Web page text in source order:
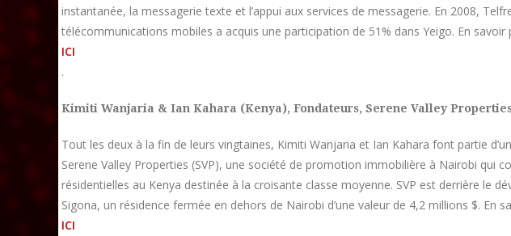
instantanée, la messagerie texte et l’appui aux services de messagerie. En 2008,
télécommunications mobiles a acquis une participation de 51% dans Yeigo. En savoir
ICI
.
Kimiti Wanjaria & Ian Kahara (Kenya), Fondateurs, Serene Valley
Tout les deux à la fin de leurs vingtaines, Kimiti Wanjaria et Ian Kahara font partie
Serene Valley Properties (SVP), une société de promotion immobilière à Nairobi qui
résidentielles au Kenya destinée à la croisante classe moyenne. SVP est derrière le
Sigona, un résidence fermée en dehors de Nairobi d’une valeur de 4,2 millions $. En
ICI